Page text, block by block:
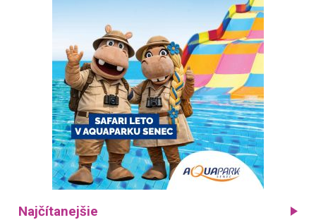
Najčítanejšie